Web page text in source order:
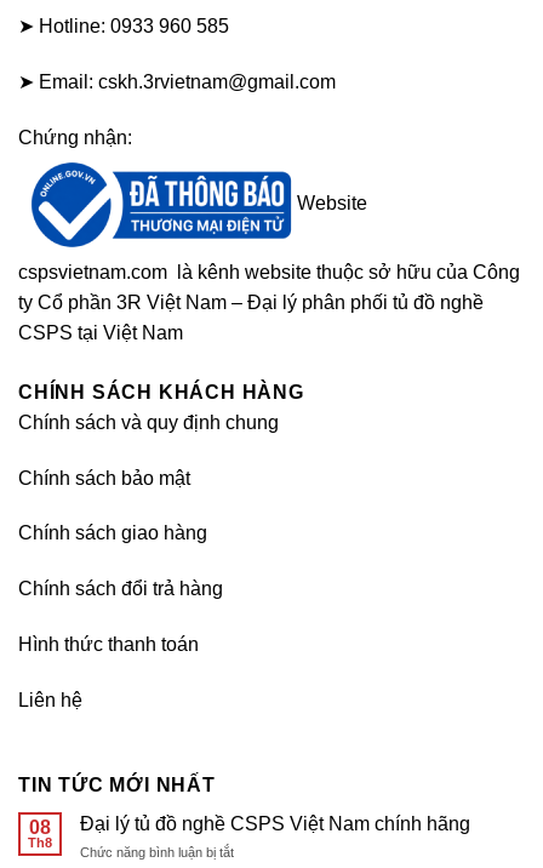
➤ Hotline: 0933 960 585
➤ Email: cskh.3rvietnam@gmail.com
Chứng nhận:
Website
cspsvietnam.com là kênh website thuộc sở hữu của Công
ty Cổ phần 3R Việt Nam – Đại lý phân phối tủ đồ nghề
CSPS tại Việt Nam
CHÍNH SÁCH KHÁCH HÀNG
Chính sách và quy định chung
Chính sách bảo mật
Chính sách giao hàng
Chính sách đổi trả hàng
Hình thức thanh toán
Liên hệ
TIN TỨC MỚI NHẤT
08
Th8
Đại lý tủ đồ nghề CSPS Việt Nam chính hãng
Chức năng bình luận bị tắtở